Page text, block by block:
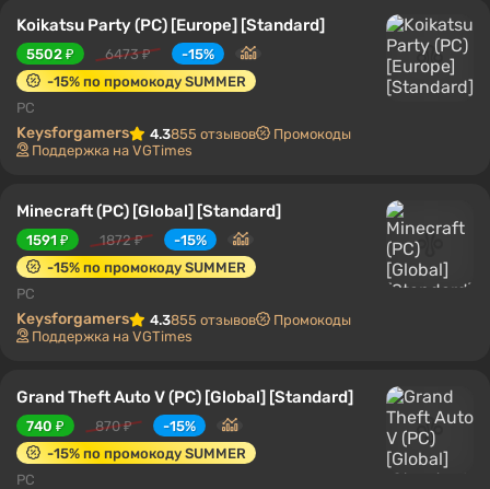
Koikatsu Party (PC) [Europe] [Standard]
5502 ₽ 6473 ₽
-15%
-15% по промокоду SUMMER
PC
Keysforgamers 4.3855 отзывов
Промокоды
Поддержка на VGTimes
Minecraft (PC) [Global] [Standard]
1591 ₽ 1872 ₽
-15%
-15% по промокоду SUMMER
PC
Keysforgamers 4.3855 отзывов
Промокоды
Поддержка на VGTimes
Grand Theft Auto V (PC) [Global] [Standard]
740 ₽ 870 ₽
-15%
-15% по промокоду SUMMER
PC